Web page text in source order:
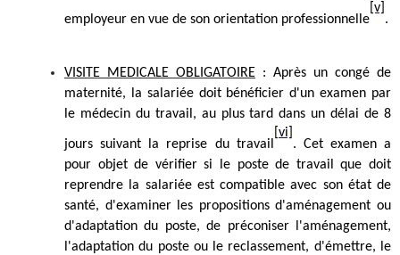
employeur en vue de son orientation professionnelle
[v]
.
VISITE MEDICALE OBLIGATOIRE : Après un congé de
maternité, la salariée doit bénéficier d'un examen par
le médecin du travail, au plus tard dans un délai de 8
jours suivant la reprise du travail
[vi]
. Cet examen a
pour objet de vérifier si le poste de travail que doit
reprendre la salariée est compatible avec son état de
santé, d'examiner les propositions d'aménagement ou
d'adaptation du poste, de préconiser l'aménagement,
l'adaptation du poste ou le reclassement, d'émettre, le